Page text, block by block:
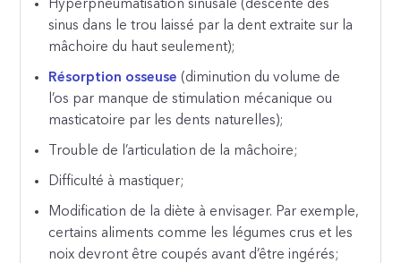
Hyperpneumatisation sinusale (descente des
sinus dans le trou laissé par la dent extraite sur la
mâchoire du haut seulement);
Résorption osseuse (diminution du volume de
l’os par manque de stimulation mécanique ou
masticatoire par les dents naturelles);
Trouble de l’articulation de la mâchoire;
Difficulté à mastiquer;
Modification de la diète à envisager. Par exemple,
certains aliments comme les légumes crus et les
noix devront être coupés avant d’être ingérés;